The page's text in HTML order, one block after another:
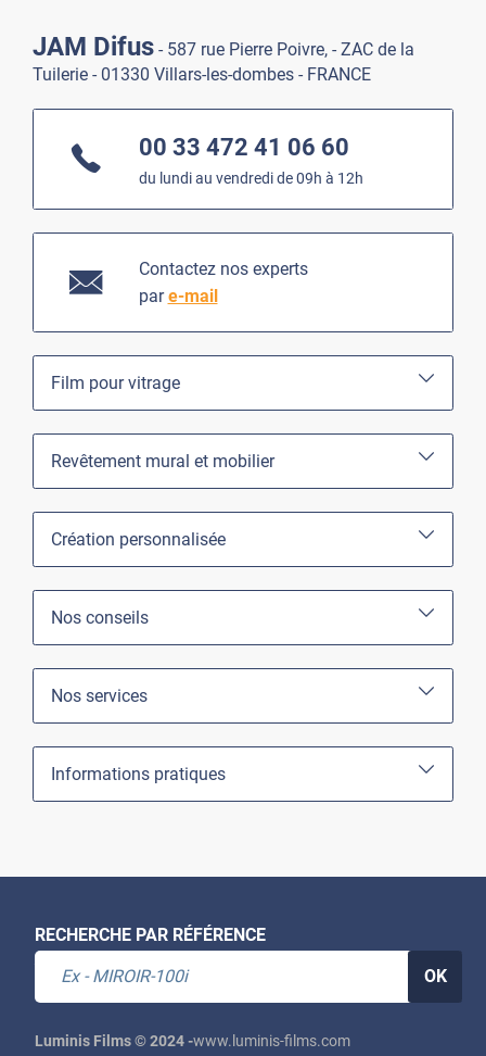
JAM Difus - 587 rue Pierre Poivre, - ZAC de la
Tuilerie - 01330 Villars-les-dombes - FRANCE
00 33 472 41 06 60
du lundi au vendredi de 09h à 12h
Contactez nos experts
pare-mail
Film pour vitrage
Revêtement mural et mobilier
Création personnalisée
Nos conseils
Nos services
Informations pratiques
RECHERCHE PAR RÉFÉRENCE
OK
Luminis Films © 2024 -www.luminis-films.com